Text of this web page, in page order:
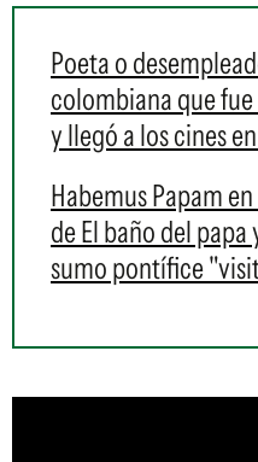
Poeta o
colombiana que
y llegó a los cines
Habemus Papam
de El baño del papa
sumo pontífice